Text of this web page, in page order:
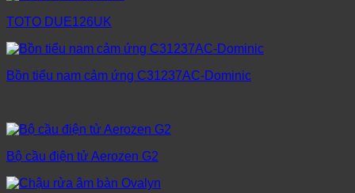
TOTO DUE126UK
Bồn tiểu nam cảm ứng C31237AC-Dominic
Bộ cầu điện tử Aerozen G2